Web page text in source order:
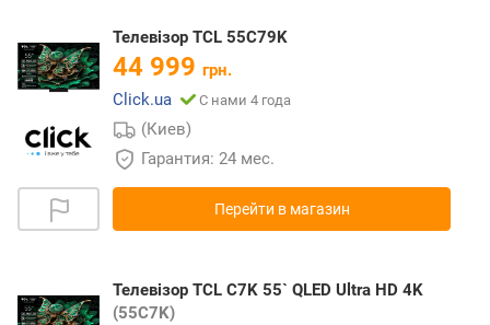
Телевiзор TCL 55C79K
44 999 грн.
Click.ua
С нами 4 года
(Киев)
Гарантия: 24 мес.
Перейти в магазин
Телевізор TCL C7K 55` QLED Ultra HD 4K
(55C7K)